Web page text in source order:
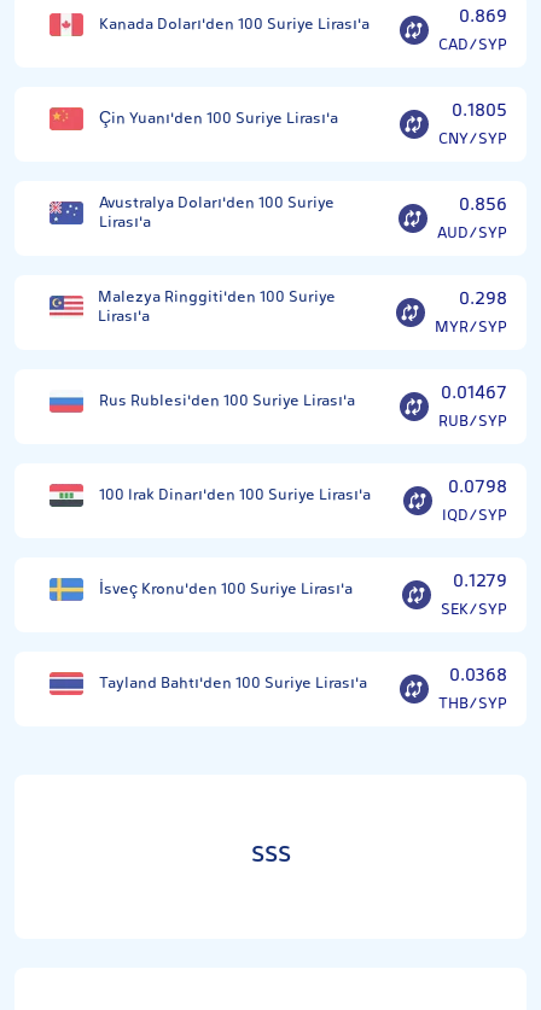
Kanada Doları'den 100 Suriye Lirası'a 0.869
CAD/SYP
Çin Yuanı'den 100 Suriye Lirası'a 0.1805
CNY/SYP
Avustralya Doları'den 100 Suriye
Lirası'a
0.856
AUD/SYP
Malezya Ringgiti'den 100 Suriye
Lirası'a
0.298
MYR/SYP
Rus Rublesi'den 100 Suriye Lirası'a 0.01467
RUB/SYP
100 Irak Dinarı'den 100 Suriye Lirası'a 0.0798
IQD/SYP
İsveç Kronu'den 100 Suriye Lirası'a 0.1279
SEK/SYP
Tayland Bahtı'den 100 Suriye Lirası'a 0.0368
THB/SYP
SSS